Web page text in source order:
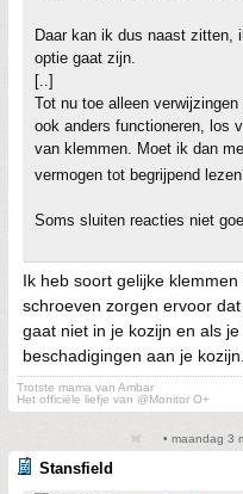
Daar kan ik dus naast zitten,
optie gaat zijn.
[..]
Tot nu toe alleen
ook anders functioneren, los
van klemmen. Moet ik dan
vermogen tot begrijpend
Soms sluiten reacties niet
Ik heb soort gelijke
schroeven zorgen ervoor
gaat niet in je kozijn en als
beschadigingen aan je kozijn.
Trotste mama van Ambar
Het officiële liefje van @Monitor O+
• maandag 3
Stansfield